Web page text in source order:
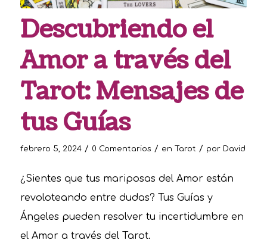
Descubriendo el
Amor a través del
Tarot: Mensajes de
tus Guías
febrero 5, 2024 / 0 Comentarios / en Tarot / por David
¿Sientes que tus mariposas del Amor están
revoloteando entre dudas? Tus Guías y
Ángeles pueden resolver tu incertidumbre en
el Amor a través del Tarot.